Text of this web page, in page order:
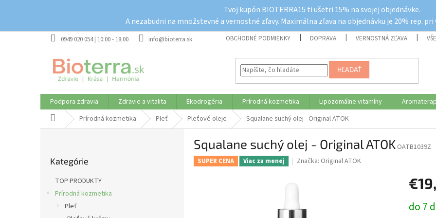
Tvoj kupón BIOTERRA15 ti ušetri 15% na svojej objednávke.
A nezabudni na množstevné a vernostné zľavy. Maximálna zľava na objednávku je 20% rep. pri
0949 020 054 | 10:00 - 18:00 info@bioterra.sk OBCHODNÉ PODMIENKY DOPRAVA VERNOSTNÁ ZĽAVA
HĽADAŤ
Podpora zdravia Zdravie a vitalita Ekodrogéria Prírodná kozmetika Lipozomálne vitamíny
DomovPrírodná kozmetika Pleť Pleťové oleje Squalane suchý olej - Original ATOK
kategórie
Kategórie
TOP PRODUKTY
Prírodná kozmetika
Pleť
Squalane suchý olej - Original ATOK OATB1039Z
SUPER CENA Viac za menej Značka: Original ATOK
cena:
do 7